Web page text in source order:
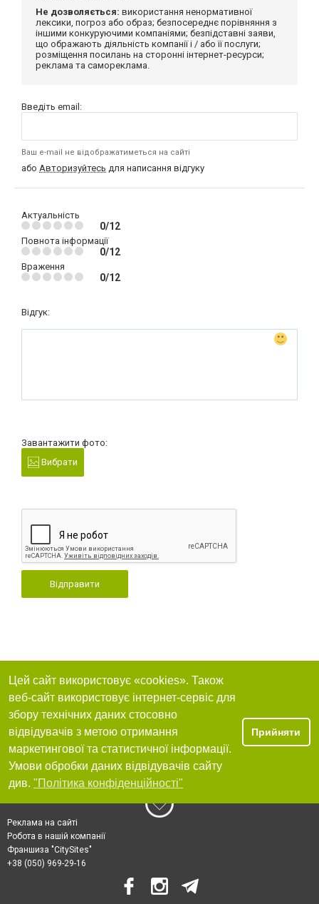
Не дозволяється: використання ненормативної
лексики, погроз або образ; безпосереднє порівняння з
іншими конкуруючими компаніями; безпідставні заяви,
що ображають діяльність компанії і / або її послуги;
розміщення посилань на сторонні інтернет-ресурси;
реклама та самореклама.
Введіть email:
Ваш e-mail не відображатиметься на сайті
або Авторизуйтесь для написання відгуку
Актуальність
0/12
Повнота інформації
0/12
Враження
0/12
Відгук:
Завантажити фото:
Вибрати
Відправити
Цей сайт використовує «cookies». Також
веб-сайт використовує інтернет-сервіс для
збору технічних даних стосовно
відвідувачів з метою отримання
маркетингової та статистичної інформації.
Умови обробки даних відвідувачів сайту
див. "Політика конфіденційності"
Прийняти
Реклама на сайті
Робота в нашій компанії
Франшиза "CitySites"
+38 (050) 969-29-16